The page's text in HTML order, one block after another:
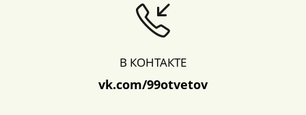
В КОНТАКТЕ
vk.com/99otvetov